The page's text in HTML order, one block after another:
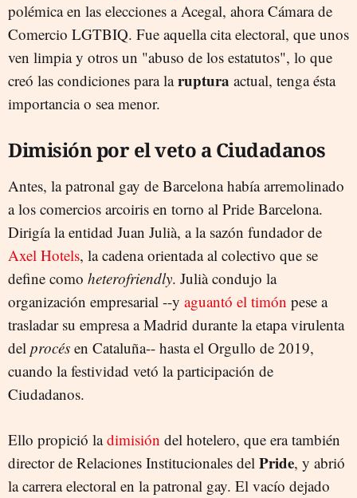
polémica en las elecciones a Acegal, ahora Cámara de
Comercio LGTBIQ. Fue aquella cita electoral, que unos
ven limpia y otros un "abuso de los estatutos", lo que
creó las condiciones para laruptura actual, tenga ésta
importancia o sea menor.
Dimisión por el veto a Ciudadanos
Antes, la patronal gay de Barcelona había arremolinado
a los comercios arcoiris en torno al Pride Barcelona.
Dirigía la entidad Juan Julià, a la sazón fundador de
Axel Hotels, la cadena orientada al colectivo que se
define como heterofriendly. Julià condujo la
organización empresarial --y aguantó el timón pese a
trasladar su empresa a Madrid durante la etapa virulenta
del procés en Cataluña-- hasta el Orgullo de 2019,
cuando la festividad vetó la participación de
Ciudadanos.
Ello propició ladimisión del hotelero, que era también
director de Relaciones Institucionales del Pride, y abrió
la carrera electoral en la patronal gay. El vacío dejado